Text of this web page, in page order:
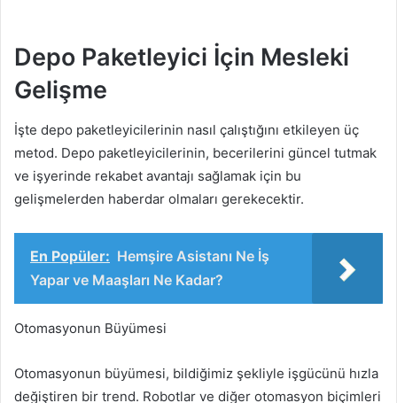
Depo Paketleyici İçin Mesleki
Gelişme
İşte depo paketleyicilerinin nasıl çalıştığını etkileyen üç
metod. Depo paketleyicilerinin, becerilerini güncel tutmak
ve işyerinde rekabet avantajı sağlamak için bu
gelişmelerden haberdar olmaları gerekecektir.
En Popüler: Hemşire Asistanı Ne İş
Yapar ve Maaşları Ne Kadar?
Otomasyonun Büyümesi
Otomasyonun büyümesi, bildiğimiz şekliyle işgücünü hızla
değiştiren bir trend. Robotlar ve diğer otomasyon biçimleri